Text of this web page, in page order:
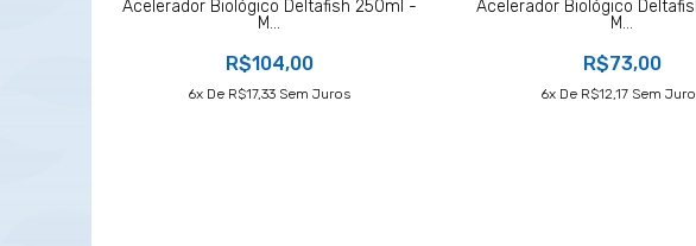
Acelerador Biológico Deltafish 250ml -
M...
R$104,00
6X De R$17,33 Sem Juros
Acelerador Biológico
M...
R$73,00
6X De R$12,17 Sem